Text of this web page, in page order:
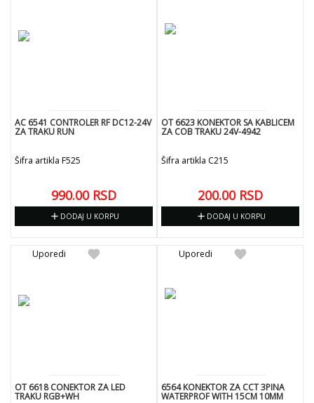
AC 6541 CONTROLER RF DC12-24V
ZA TRAKU RUN
Šifra artikla F525
990.00 RSD
add DODAJ U KORPU
OT 6623 KONEKTOR SA KABLICEM
ZA COB TRAKU 24V-4942
Šifra artikla C215
200.00 RSD
add DODAJ U KORPU
favorite
Uporedi
OT 6618 CONEKTOR ZA LED
TRAKU RGB+WH
favorite
Uporedi
6564 KONEKTOR ZA CCT 3PINA
WATERPROF WITH 15CM 10MM